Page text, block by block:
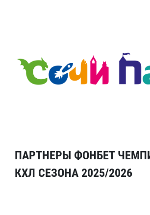
ПАРТНЕРЫ ФОНБЕТ
КХЛ СЕЗОНА 2025/2026